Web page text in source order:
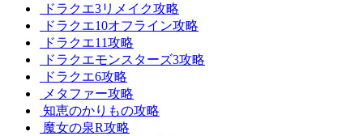
ドラクエ3リメイク攻略
ドラクエ10オフライン攻略
ドラクエ11攻略
ドラクエモンスターズ3攻略
ドラクエ6攻略
メタファー攻略
知恵のかりもの攻略
魔女の泉R攻略